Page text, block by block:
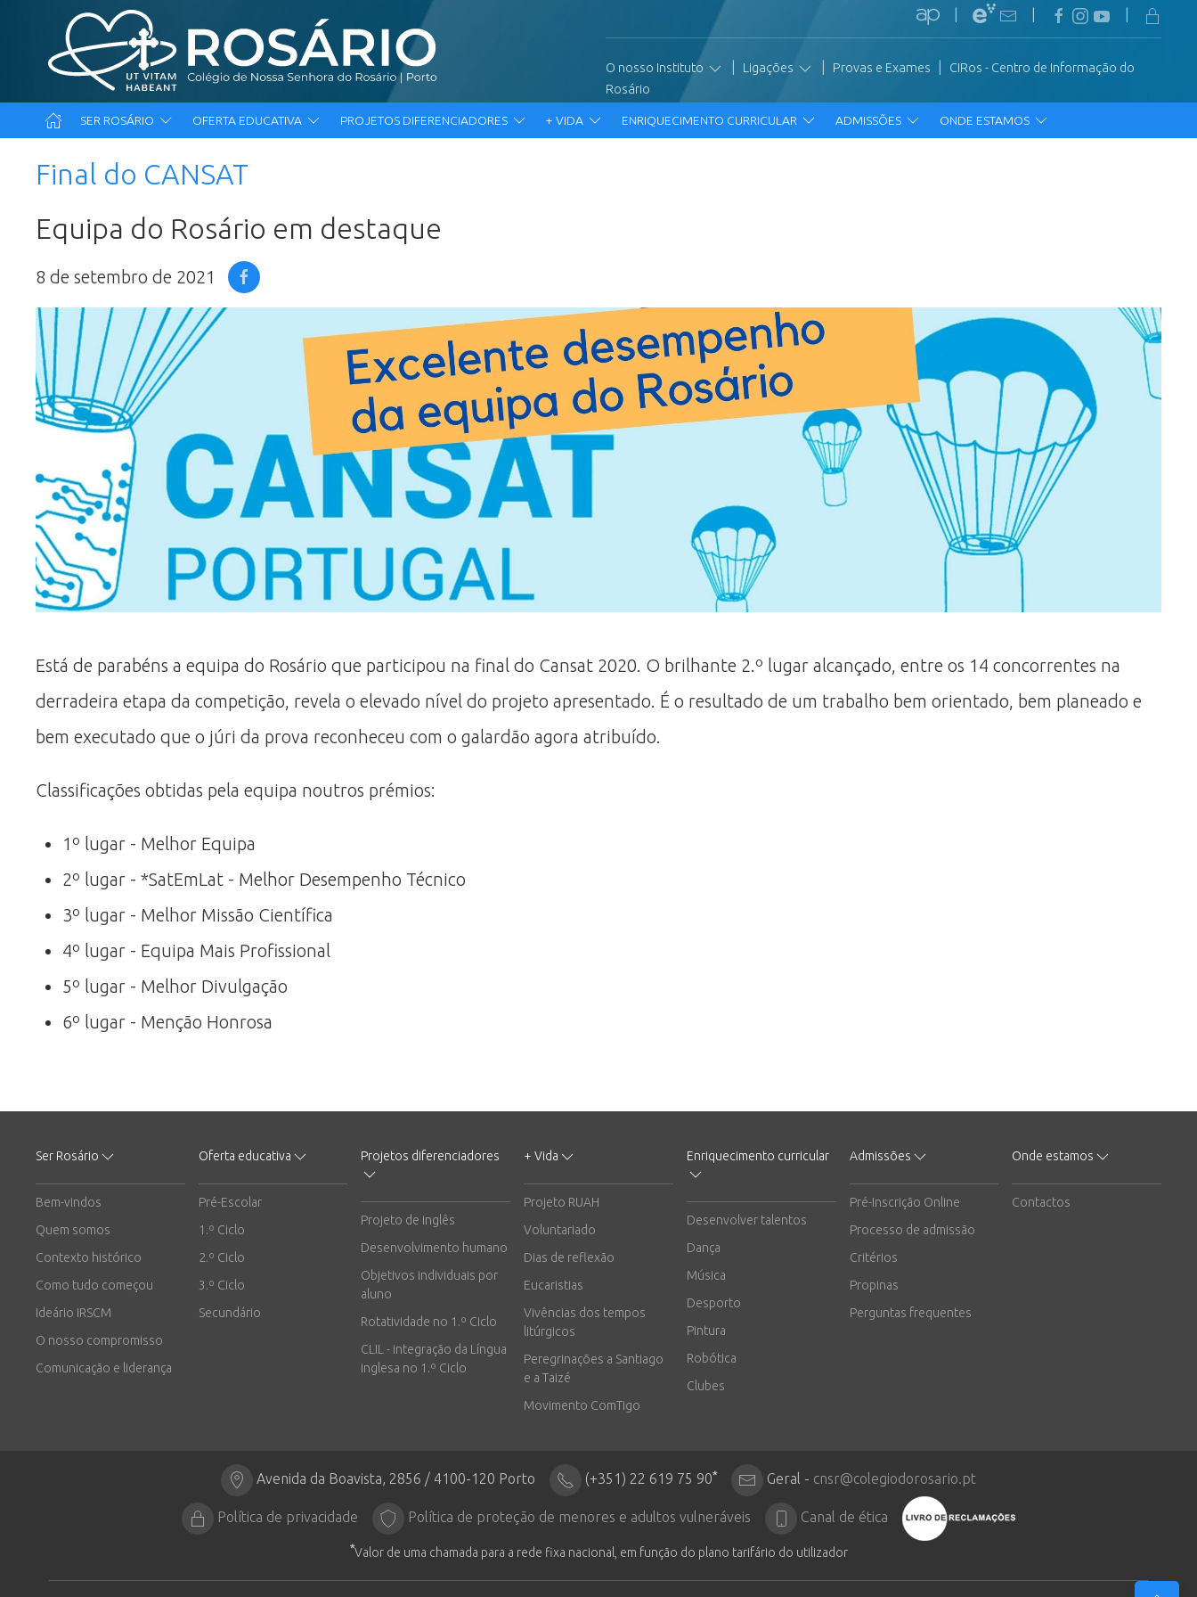
O nosso Instituto Ligações Provas e Exames
CIRos - Centro de Informação do
Rosário
SER ROSÁRIO OFERTA EDUCATIVA PROJETOS DIFERENCIADORES + VIDA ENRIQUECIMENTO CURRICULAR ADMISSÕES ONDE ESTAMOS
Final do CANSAT
Equipa do Rosário em destaque
8 de setembro de 2021
Está de parabéns a equipa do Rosário que participou na final do Cansat 2020. O brilhante 2.º lugar alcançado, entre os 14 concorrentes na
derradeira etapa da competição, revela o elevado nível do projeto apresentado. É o resultado de um trabalho bem orientado, bem planeado e
bem executado que o júri da prova reconheceu com o galardão agora atribuído.
Classificações obtidas pela equipa noutros prémios:
1º lugar - Melhor Equipa
2º lugar - *SatEmLat - Melhor Desempenho Técnico
3º lugar - Melhor Missão Científica
4º lugar - Equipa Mais Profissional
5º lugar - Melhor Divulgação
6º lugar - Menção Honrosa
Ser Rosário
Bem-vindos
Quem somos
Contexto histórico
Como tudo começou
Ideário IRSCM
O nosso compromisso
Comunicação e liderança
Oferta educativa
Pré-Escolar
1.º Ciclo
2.º Ciclo
3.º Ciclo
Secundário
Projetos diferenciadores
Projeto de inglês
Desenvolvimento humano
Objetivos individuais por
aluno
Rotatividade no 1.º Ciclo
CLIL - integração da Língua
inglesa no 1.º Ciclo
+ Vida
Projeto RUAH
Voluntariado
Dias de reflexão
Eucaristias
Vivências dos tempos
litúrgicos
Peregrinações a Santiago
e a Taizé
Movimento ComTigo
Enriquecimento curricular
Desenvolver talentos
Dança
Música
Desporto
Pintura
Robótica
Clubes
Admissões
Pré-Inscrição Online
Processo de admissão
Critérios
Propinas
Perguntas frequentes
Onde estamos
Contactos
Avenida da Boavista, 2856 / 4100-120 Porto (+351) 22 619 75 90* Geral - cnsr@colegiodorosario.pt
Política de privacidade Política de proteção de menores e adultos vulneráveis Canal de ética
*Valor de uma chamada para a rede fixa nacional, em função do plano tarifário do utilizador